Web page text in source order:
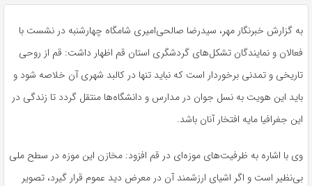
به گزارش خبرنگار مهر، سیدرضا صالحی‌امیری شامگاه چهارشنبه در نشست با
فعالان و نمایندگان تشکل‌های گردشگری استان قم اظهار داشت: قم از روحی
تاریخی و تمدنی برخوردار است که نباید تنها در کالبد شهری آن خلاصه شود و
باید این هویت به نسل جوان در مدارس و دانشگاه‌ها منتقل گردد تا زندگی در
این جغرافیا مایه افتخار آنان باشد.
وی با اشاره به ظرفیت‌های موزه‌ای در قم افزود: مخازن این موزه در سطح ملی
بی‌نظیر است و اگر اشیای ارزشمند آن در معرض دید عموم قرار گیرد، تصویر